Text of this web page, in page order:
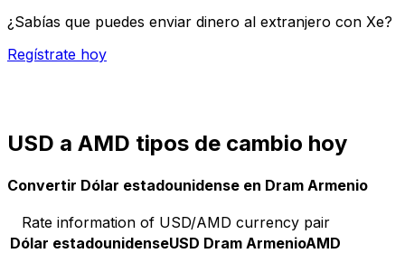
¿Sabías que puedes enviar dinero al extranjero con Xe?
Regístrate hoy
USD a AMD tipos de cambio hoy
Convertir Dólar estadounidense en Dram Armenio
Rate information of USD/AMD currency pair
Dólar estadounidenseUSD Dram ArmenioAMD